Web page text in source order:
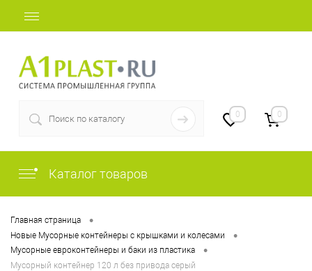
0 0
Каталог товаров
Главная страница •
Новые Мусорные контейнеры с крышками и колесами •
Мусорные евроконтейнеры и баки из пластика •
Мусорный контейнер 120 л без привода серый